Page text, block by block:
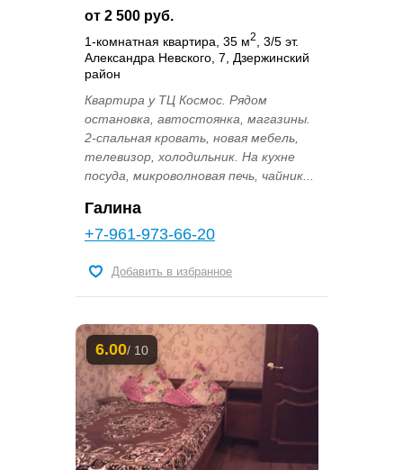
от 2 500 руб.
1-комнатная квартира, 35 м2
, 3/5 эт.
Александра Невского, 7, Дзержинский
район
Квартира у ТЦ Космос. Рядом
остановка, автостоянка, магазины.
2-спальная кровать, новая мебель,
телевизор, холодильник. На кухне
посуда, микроволновая печь, чайник...
Галина
+7-961-973-66-20
Добавить в избранное
6.00/ 10